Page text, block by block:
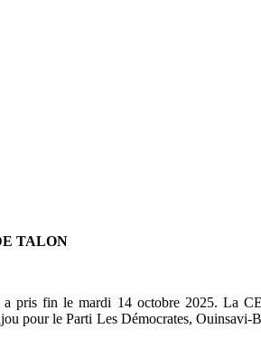
TALON
pris fin le mardi 14 octobre 2025. La
pour le Parti Les Démocrates, Ouinsavi-